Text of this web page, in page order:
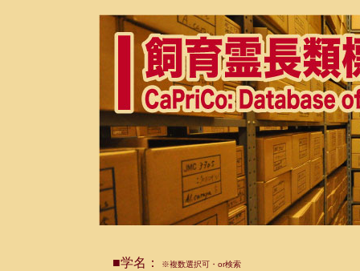
■学名： ※複数選択可・or検索